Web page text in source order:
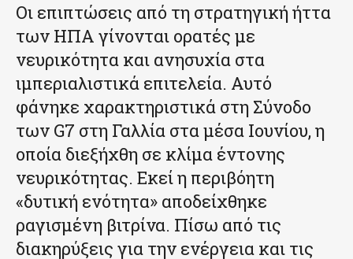
Οι επιπτώσεις από τη στρατηγική ήττα
των ΗΠΑ γίνονται ορατές με
νευρικότητα και ανησυχία στα
ιμπεριαλιστικά επιτελεία. Αυτό
φάνηκε χαρακτηριστικά στη Σύνοδο
των G7 στη Γαλλία στα μέσα Ιουνίου, η
οποία διεξήχθη σε κλίμα έντονης
νευρικότητας. Εκεί η περιβόητη
«δυτική ενότητα» αποδείχθηκε
ραγισμένη βιτρίνα. Πίσω από τις
διακηρύξεις για την ενέργεια και τις